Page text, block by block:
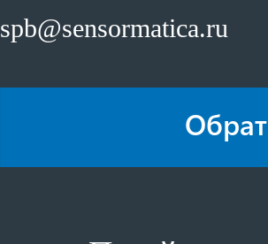
spb@sensormatica.ru